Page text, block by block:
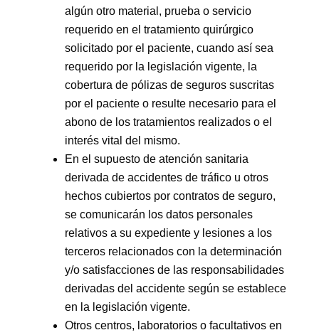
algún otro material, prueba o servicio
requerido en el tratamiento quirúrgico
solicitado por el paciente, cuando así sea
requerido por la legislación vigente, la
cobertura de pólizas de seguros suscritas
por el paciente o resulte necesario para el
abono de los tratamientos realizados o el
interés vital del mismo.
En el supuesto de atención sanitaria
derivada de accidentes de tráfico u otros
hechos cubiertos por contratos de seguro,
se comunicarán los datos personales
relativos a su expediente y lesiones a los
terceros relacionados con la determinación
y/o satisfacciones de las responsabilidades
derivadas del accidente según se establece
en la legislación vigente.
Otros centros, laboratorios o facultativos en